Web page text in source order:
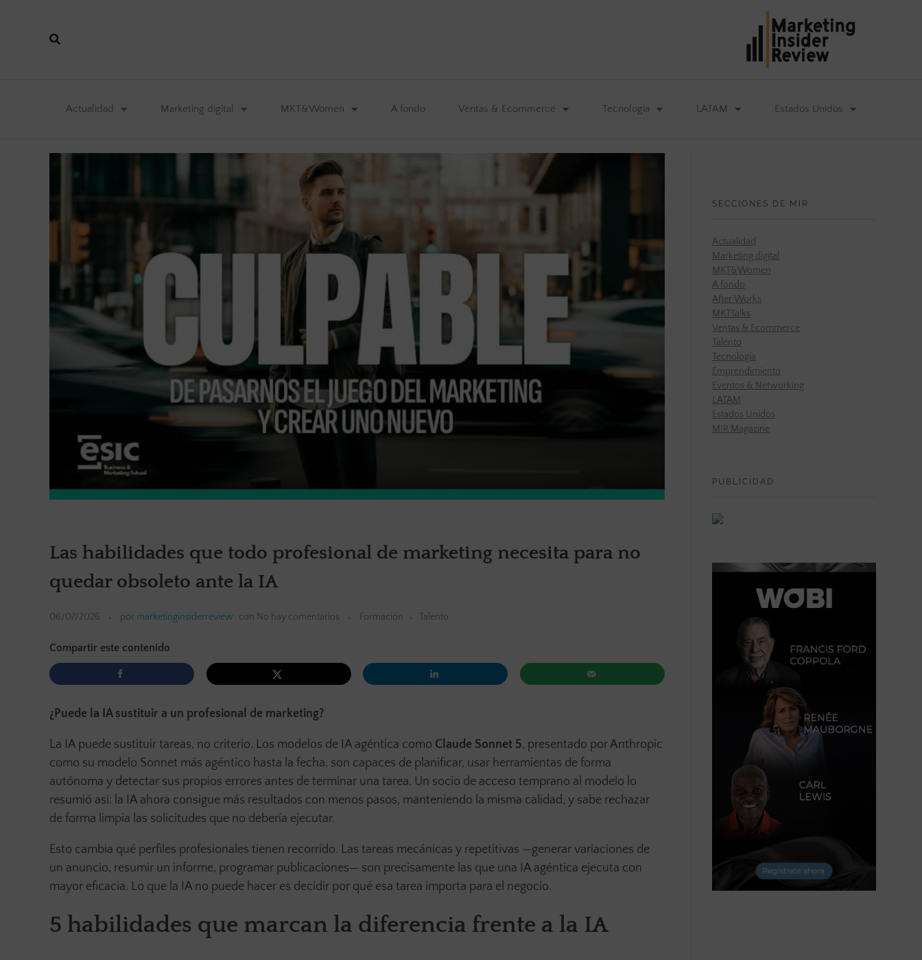
Actualidad Marketing digital MKT&Women A fondo Ventas & Ecommerce Tecnología LATAM Estados Unidos
Las habilidades que todo profesional de marketing necesita para no
quedar obsoleto ante la IA
06/07/2026 por marketinginsiderreview con No hay comentarios Formación Talento
Compartir este contenido
¿Puede la IA sustituir a un profesional de marketing?
La IA puede sustituir tareas, no criterio. Los modelos de IA agéntica como Claude Sonnet 5, presentado por Anthropic
como su modelo Sonnet más agéntico hasta la fecha, son capaces de planificar, usar herramientas de forma
autónoma y detectar sus propios errores antes de terminar una tarea. Un socio de acceso temprano al modelo lo
resumió así: la IA ahora consigue más resultados con menos pasos, manteniendo la misma calidad, y sabe rechazar
de forma limpia las solicitudes que no debería ejecutar.
Esto cambia qué perfiles profesionales tienen recorrido. Las tareas mecánicas y repetitivas —generar variaciones de
un anuncio, resumir un informe, programar publicaciones— son precisamente las que una IA agéntica ejecuta con
mayor eficacia. Lo que la IA no puede hacer es decidir por qué esa tarea importa para el negocio.
5 habilidades que marcan la diferencia frente a la IA
SECCIONES DE MIR
Actualidad
Marketing digital
MKT&Women
A fondo
After Works
MKTTalks
Ventas & Ecommerce
Talento
Tecnología
Emprendimiento
Eventos & Networking
LATAM
Estados Unidos
MIR Magazine
PUBLICIDAD